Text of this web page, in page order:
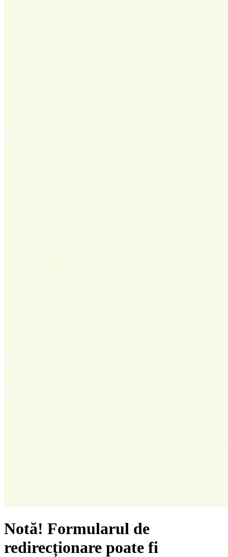
Notă! Formularul de
redirecționare poate fi